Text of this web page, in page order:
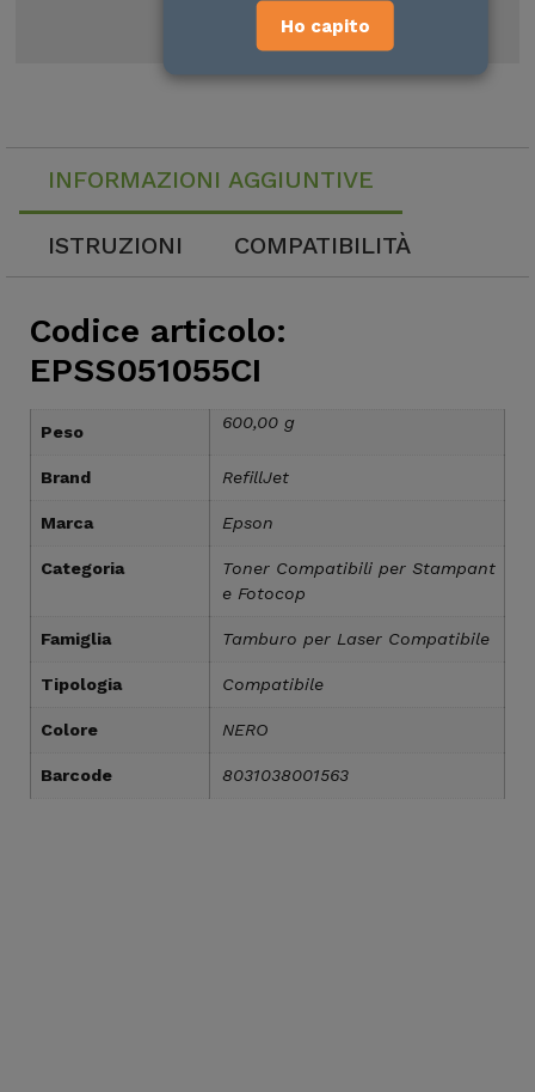
Reso garantito
INFORMAZIONI AGGIUNTIVE
ISTRUZIONI COMPATIBILITÀ
Codice articolo:
EPSS051055CI
Peso 600,00 g
Brand RefillJet
Marca Epson
Categoria
Toner Compatibili per Stampant
e Fotocop
Famiglia Tamburo per Laser Compatibile
Tipologia Compatibile
Colore NERO
Barcode 8031038001563
Ho capito